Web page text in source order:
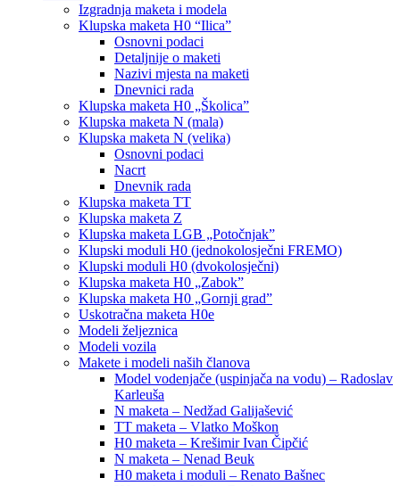
Izgradnja maketa i modela
Klupska maketa H0 “Ilica”
Osnovni podaci
Detaljnije o maketi
Nazivi mjesta na maketi
Dnevnici rada
Klupska maketa H0 „Školica”
Klupska maketa N (mala)
Klupska maketa N (velika)
Osnovni podaci
Nacrt
Dnevnik rada
Klupska maketa TT
Klupska maketa Z
Klupska maketa LGB „Potočnjak”
Klupski moduli H0 (jednokolosječni FREMO)
Klupski moduli H0 (dvokolosječni)
Klupska maketa H0 „Zabok”
Klupska maketa H0 „Gornji grad”
Uskotračna maketa H0e
Modeli željeznica
Modeli vozila
Makete i modeli naših članova
Model vodenjače (uspinjača na vodu) – Radoslav
Karleuša
N maketa – Nedžad Galijašević
TT maketa – Vlatko Moškon
H0 maketa – Krešimir Ivan Čipčić
N maketa – Nenad Beuk
H0 maketa i moduli – Renato Bašnec